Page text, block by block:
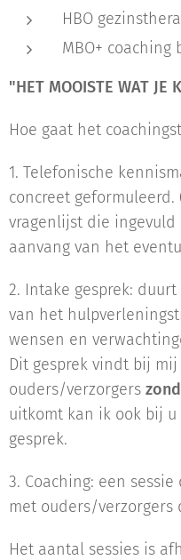
HBO
MBO+ coaching
"HET MOOISTE WAT JE
Hoe gaat het
1. Telefonische
concreet
vragenlijst die
aanvang van het
2. Intake gesprek:
van het
wensen en
Dit gesprek vindt bij
ouders/verzorgers
uitkomt kan ik ook bij
gesprek.
3. Coaching: een
met ouders/verzorgers
Het aantal sessies is